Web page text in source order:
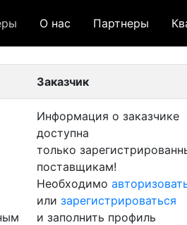
О нас Партнеры
Заказчик
Информация о заказчике
доступна
только
поставщикам!
Необходимо
или зарегистрироваться
и заполнить профиль